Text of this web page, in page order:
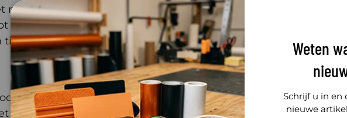
medium (folie of vinyl) op zijn plaats tijdens het snijden en
verschuiving van het medium tijdens het snijden, wat
voor een consistent snijresultaat.
of deze pinchrol compatibel is met uw Roland snijplotter.
Tools4Sign.
Weten
Schrijf u in en
nieuwe